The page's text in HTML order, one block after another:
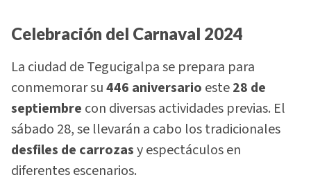
Celebración del Carnaval 2024
La ciudad de Tegucigalpa se prepara para
conmemorar su446 aniversario este28 de
septiembre con diversas actividades previas. El
sábado 28, se llevarán a cabo los tradicionales
desfiles de carrozasy espectáculos en
diferentes escenarios.